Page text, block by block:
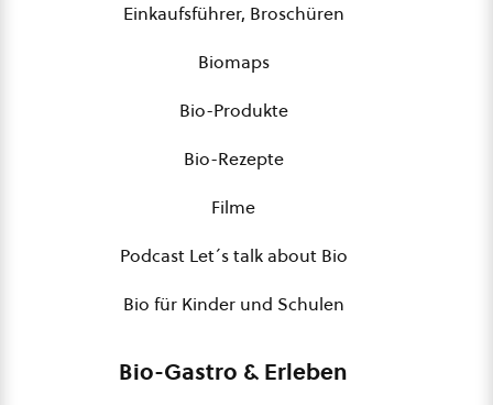
Einkaufsführer, Broschüren
Biomaps
Bio-Produkte
Bio-Rezepte
Filme
Podcast Let´s talk about Bio
Bio für Kinder und Schulen
Bio-Gastro & Erleben